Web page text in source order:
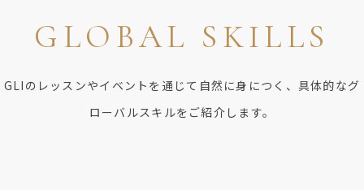
GLOBAL SKILLS
GLIのレッスンやイベントを通じて自然に身につく、具体的なグ
ローバルスキルをご紹介します。